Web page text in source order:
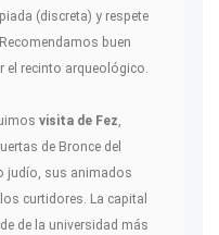
(discreta) y respete
buen
el recinto arqueológico.
visita de Fez,
de Bronce del
judío, sus animados
curtidores. La capital
de la universidad más